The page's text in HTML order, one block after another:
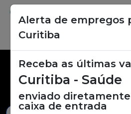
Vagas de
oportunidades
Alerta de empregos
Curitiba
Receba as últimas
Curitiba - Saúde
enviado
caixa de entrada